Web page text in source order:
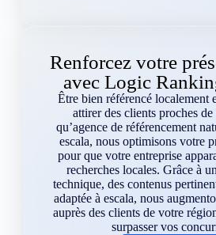
Renforcez votre
avec Logic
Être bien référencé localement
attirer des clients proches
qu’agence de référencement
escala, nous optimisons votre
pour que votre entreprise
recherches locales. Grâce à
technique, des contenus
adaptée à escala, nous
auprès des clients de votre
surpasser vos